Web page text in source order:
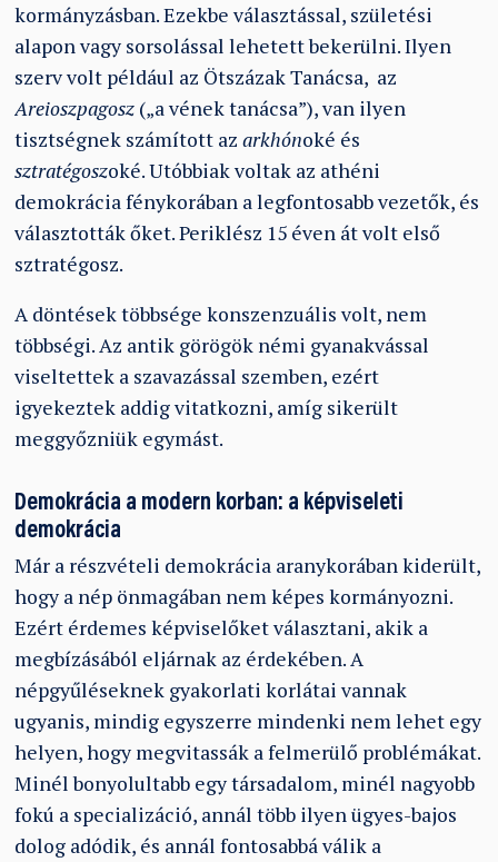
kormányzásban. Ezekbe választással, születési
alapon vagy sorsolással lehetett bekerülni. Ilyen
szerv volt például az Ötszázak Tanácsa, az
Areioszpagosz („a vének tanácsa”), van ilyen
tisztségnek számított azarkhónoké és
sztratégoszoké. Utóbbiak voltak az athéni
demokrácia fénykorában a legfontosabb vezetők, és
választották őket. Periklész 15 éven át volt első
sztratégosz.
A döntések többsége konszenzuális volt, nem
többségi. Az antik görögök némi gyanakvással
viseltettek a szavazással szemben, ezért
igyekeztek addig vitatkozni, amíg sikerült
meggyőzniük egymást.
Demokrácia a modern korban: a képviseleti
demokrácia
Már a részvételi demokrácia aranykorában kiderült,
hogy a nép önmagában nem képes kormányozni.
Ezért érdemes képviselőket választani, akik a
megbízásából eljárnak az érdekében. A
népgyűléseknek gyakorlati korlátai vannak
ugyanis, mindig egyszerre mindenki nem lehet egy
helyen, hogy megvitassák a felmerülő problémákat.
Minél bonyolultabb egy társadalom, minél nagyobb
fokú a specializáció, annál több ilyen ügyes-bajos
dolog adódik, és annál fontosabbá válik a